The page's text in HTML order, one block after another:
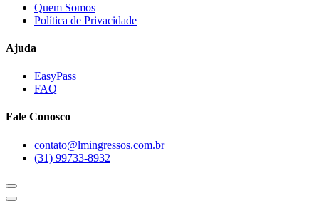
Quem Somos
Política de Privacidade
Ajuda
EasyPass
FAQ
Fale Conosco
contato@lmingressos.com.br
(31) 99733-8932